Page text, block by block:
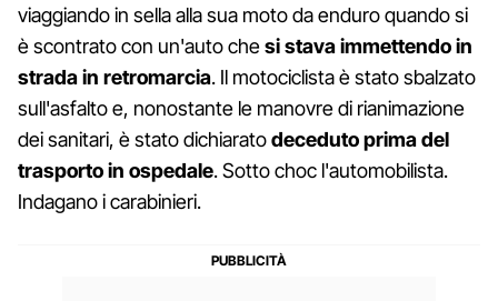
viaggiando in sella alla sua moto da enduro quando si
è scontrato con un'auto chesi stava immettendo in
strada in retromarcia. Il motociclista è stato sbalzato
sull'asfalto e, nonostante le manovre di rianimazione
dei sanitari, è stato dichiaratodeceduto prima del
trasporto in ospedale. Sotto choc l'automobilista.
Indagano i carabinieri.